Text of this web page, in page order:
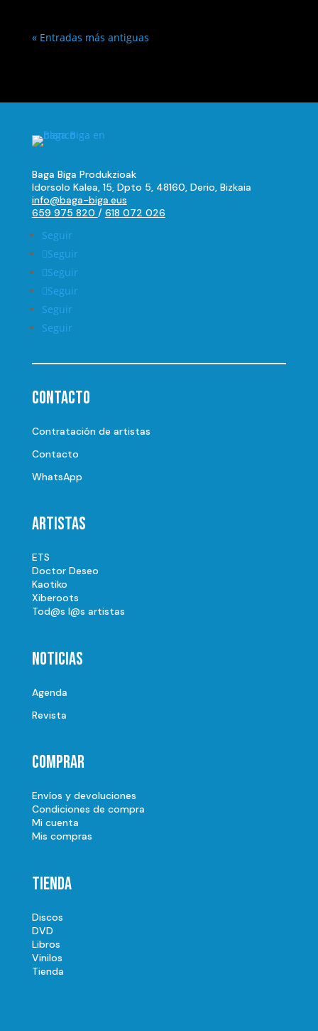
« Entradas más antiguas
Baga Biga Produkzioak
Idorsolo Kalea, 15, Dpto 5, 48160, Derio, Bizkaia
info@baga-biga.eus
659 975 820 / 618 072 026
Seguir
Seguir
Seguir
Seguir
Seguir
Seguir
Contacto
Contratación de artistas
Contacto
WhatsApp
Artistas
ETS
Doctor Deseo
Kaotiko
Xiberoots
Tod@s l@s artistas
Noticias
Agenda
Revista
Comprar
Envíos y devoluciones
Condiciones de compra
Mi cuenta
Mis compras
Tienda
Discos
DVD
Libros
Vinilos
Tienda